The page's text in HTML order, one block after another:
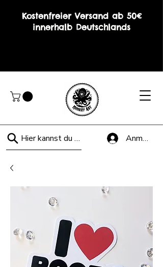
Kostenfreier Versand ab 50€
innerhalb Deutschlands
Hier kannst du suchen! Anmelden